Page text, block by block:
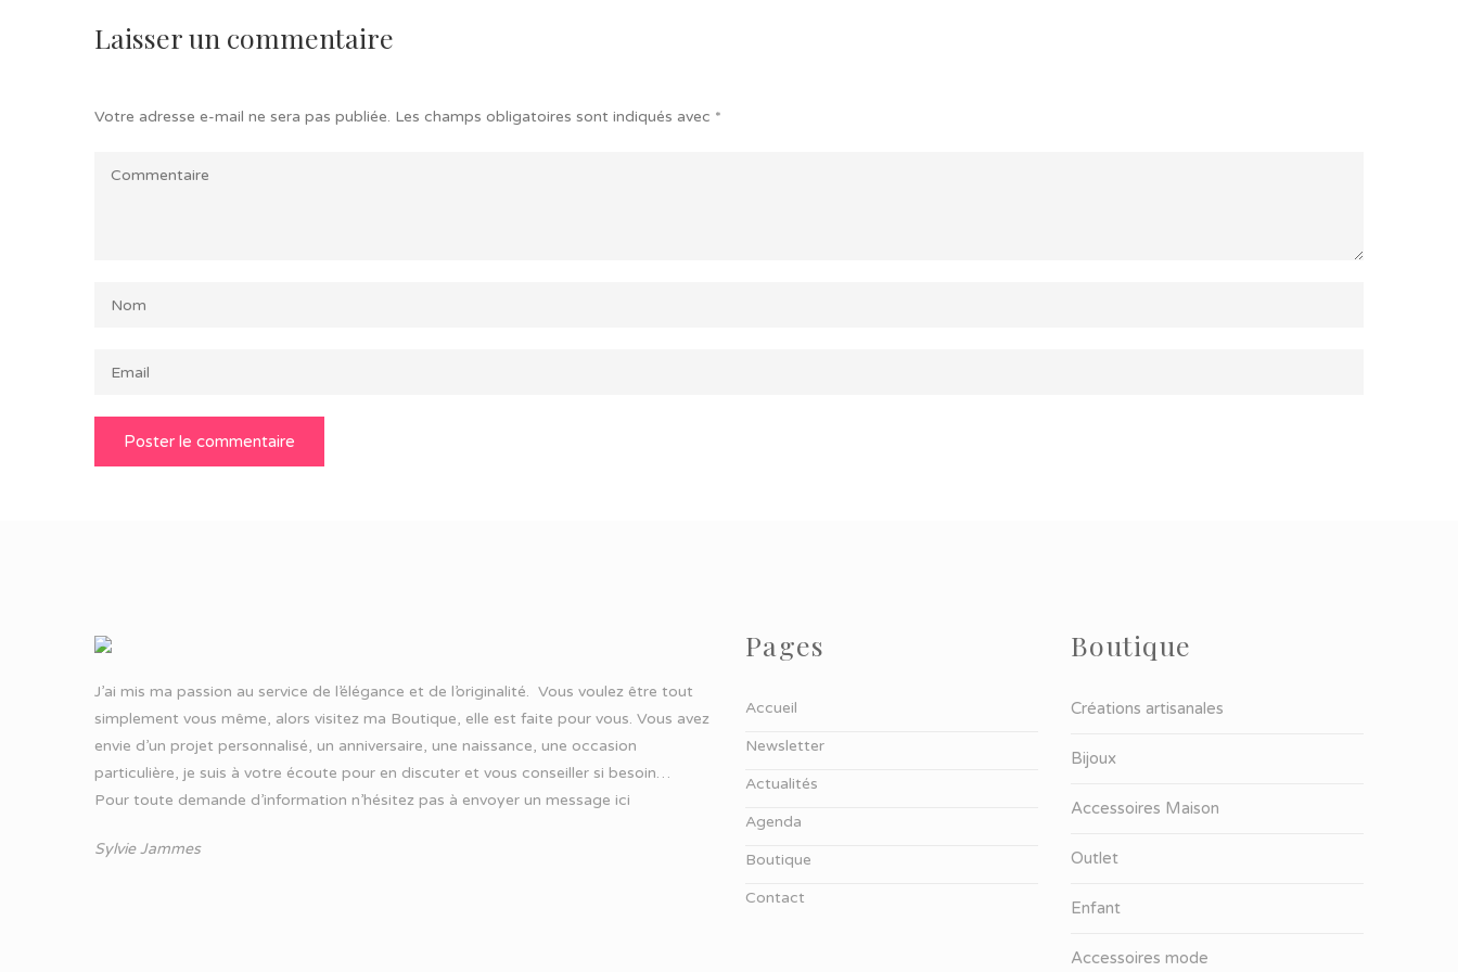
Laisser un commentaire
Votre adresse e-mail ne sera pas publiée. Les champs obligatoires sont indiqués avec *
J’ai mis ma passion au service de l’élégance et de l’originalité. Vous voulez être tout
simplement vous même, alors visitez ma Boutique, elle est faite pour vous. Vous avez
envie d’un projet personnalisé, un anniversaire, une naissance, une occasion
particulière, je suis à votre écoute pour en discuter et vous conseiller si besoin…
Pour toute demande d’information n’hésitez pas à envoyer un message ici
Sylvie Jammes
Pages
Accueil
Newsletter
Actualités
Agenda
Boutique
Contact
Boutique
Créations artisanales
Bijoux
Accessoires Maison
Outlet
Enfant
Accessoires mode